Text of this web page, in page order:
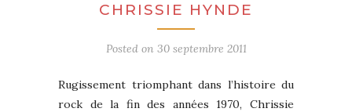
CHRISSIE HYNDE
Posted on 30 septembre 2011
Rugissement triomphant dans l’histoire du
rock de la fin des années 1970, Chrissie